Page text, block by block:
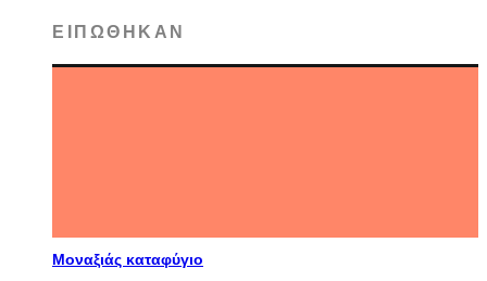
ΕΙΠΏΘΗΚΑΝ
Μοναξιάς καταφύγιο